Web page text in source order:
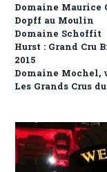
Domaine Maurice
Dopff au Moulin
Domaine Schoffit
Hurst : Grand Cru
2015
Domaine Mochel,
Les Grands Crus